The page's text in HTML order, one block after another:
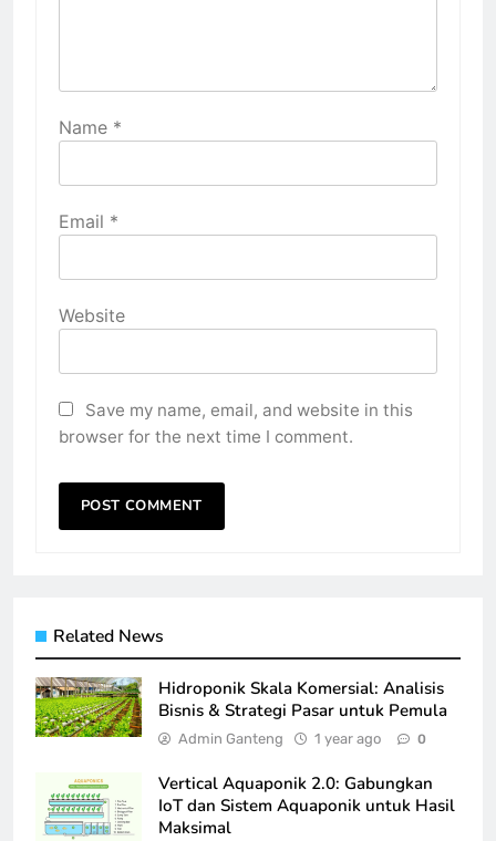
Name *
Email *
Website
Save my name, email, and website in this
browser for the next time I comment.
Related News
Hidroponik Skala Komersial: Analisis
Bisnis & Strategi Pasar untuk Pemula
Admin Ganteng 1 year ago 0
Vertical Aquaponik 2.0: Gabungkan
IoT dan Sistem Aquaponik untuk Hasil
Maksimal